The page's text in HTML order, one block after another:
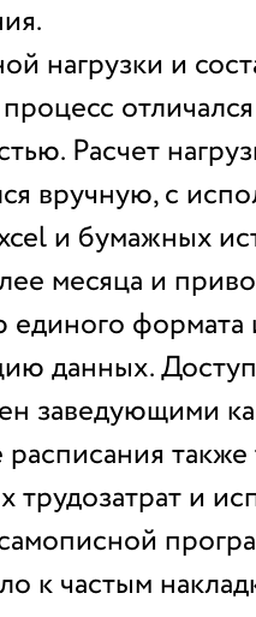
нагрузки и
Расчет
вручную, с
и бумажных
месяца и
единого формата
данных.
заведующими
трудозатрат и
к частым